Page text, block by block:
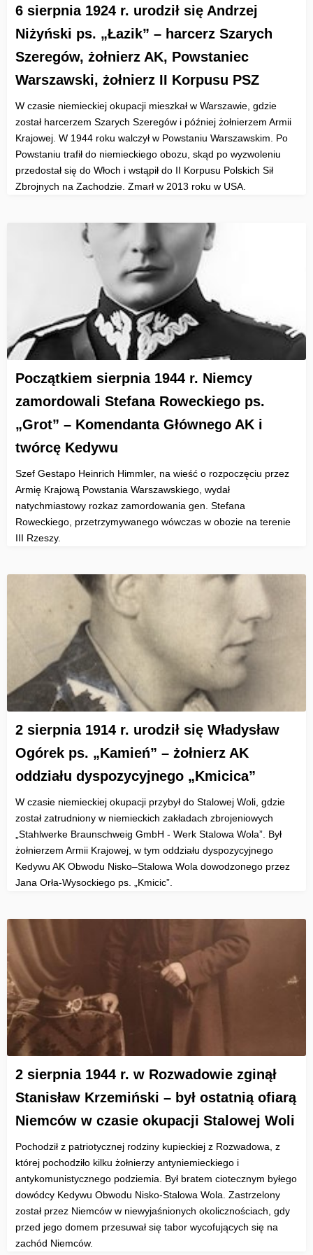
6 sierpnia 1924 r. urodził się Andrzej
Niżyński ps. „Łazik” – harcerz Szarych
Szeregów, żołnierz AK, Powstaniec
Warszawski, żołnierz II Korpusu PSZ
W czasie niemieckiej okupacji mieszkał w Warszawie, gdzie
został harcerzem Szarych Szeregów i później żołnierzem Armii
Krajowej. W 1944 roku walczył w Powstaniu Warszawskim. Po
Powstaniu trafił do niemieckiego obozu, skąd po wyzwoleniu
przedostał się do Włoch i wstąpił do II Korpusu Polskich Sił
Zbrojnych na Zachodzie. Zmarł w 2013 roku w USA.
Początkiem sierpnia 1944 r. Niemcy
zamordowali Stefana Roweckiego ps.
„Grot” – Komendanta Głównego AK i
twórcę Kedywu
Szef Gestapo Heinrich Himmler, na wieść o rozpoczęciu przez
Armię Krajową Powstania Warszawskiego, wydał
natychmiastowy rozkaz zamordowania gen. Stefana
Roweckiego, przetrzymywanego wówczas w obozie na terenie
III Rzeszy.
2 sierpnia 1914 r. urodził się Władysław
Ogórek ps. „Kamień” – żołnierz AK
oddziału dyspozycyjnego „Kmicica”
W czasie niemieckiej okupacji przybył do Stalowej Woli, gdzie
został zatrudniony w niemieckich zakładach zbrojeniowych
„Stahlwerke Braunschweig GmbH - Werk Stalowa Wola”. Był
żołnierzem Armii Krajowej, w tym oddziału dyspozycyjnego
Kedywu AK Obwodu Nisko–Stalowa Wola dowodzonego przez
Jana Orła-Wysockiego ps. „Kmicic”.
2 sierpnia 1944 r. w Rozwadowie zginął
Stanisław Krzemiński – był ostatnią ofiarą
Niemców w czasie okupacji Stalowej Woli
Pochodził z patriotycznej rodziny kupieckiej z Rozwadowa, z
której pochodziło kilku żołnierzy antyniemieckiego i
antykomunistycznego podziemia. Był bratem ciotecznym byłego
dowódcy Kedywu Obwodu Nisko-Stalowa Wola. Zastrzelony
został przez Niemców w niewyjaśnionych okolicznościach, gdy
przed jego domem przesuwał się tabor wycofujących się na
zachód Niemców.